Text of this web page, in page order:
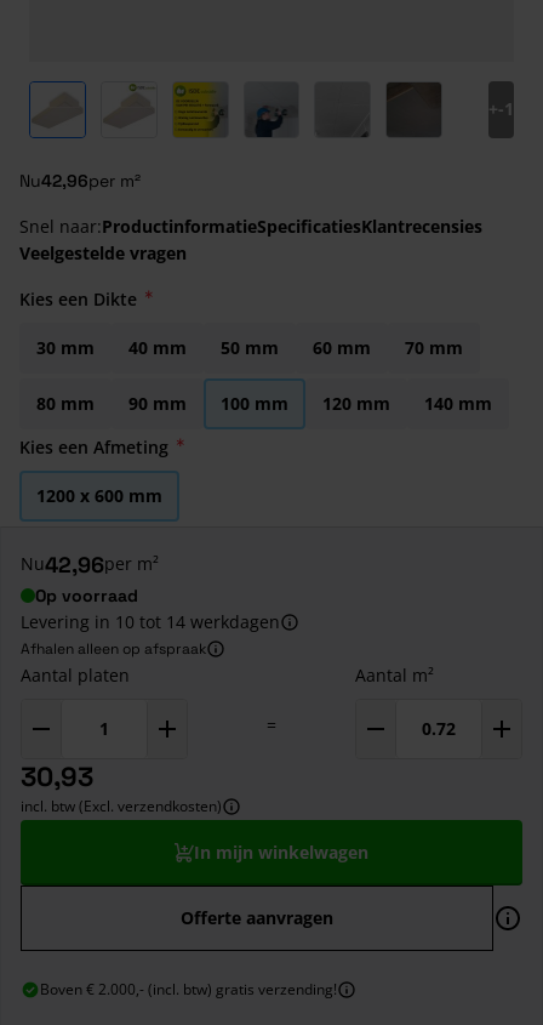
View larger image
View larger image View larger imageView larger image
+-1
Nu42,96per m²
Snel naar:ProductinformatieSpecificatiesKlantrecensies
Veelgestelde vragen
Kies een Dikte
30 mm 40 mm 50 mm 60 mm 70 mm
80 mm 90 mm 100 mm 120 mm
140 mm
Kies een Afmeting
1200 x 600 mm
Nu42,96per m²
Op voorraad
Levering in 10 tot 14 werkdagen
Afhalen alleen op afspraak
Aantal platen
=
Aantal m²
30,93
incl. btw (Excl. verzendkosten)
In mijn winkelwagen
Offerte aanvragen
Boven € 2.000,- (incl. btw) gratis verzending!